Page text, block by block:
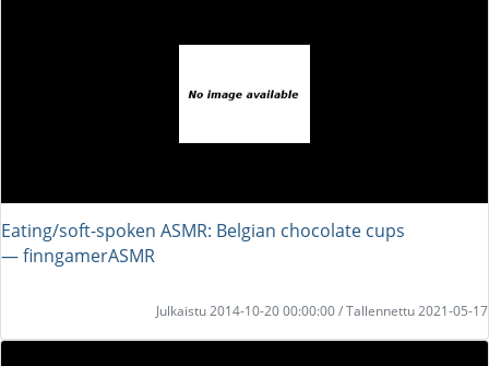
Eating/soft-spoken ASMR: Belgian chocolate cups
― finngamerASMR
Julkaistu 2014-10-20 00:00:00 / Tallennettu 2021-05-17